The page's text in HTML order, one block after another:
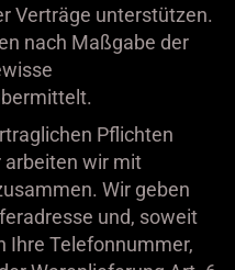
Verträge unterstützen.
nach Maßgabe der
Pflichten
arbeiten wir mit
Wir geben
und, soweit
Ihre Telefonnummer,